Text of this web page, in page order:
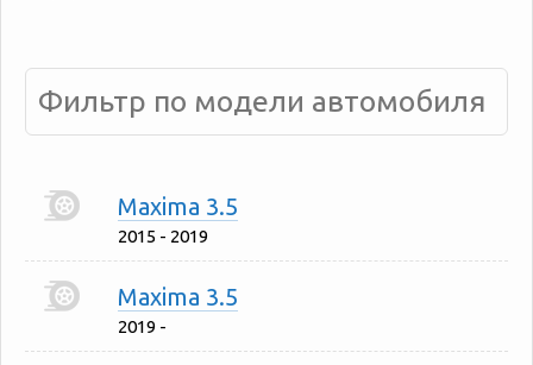
Maxima 3.5
2015 - 2019
Maxima 3.5
2019 -